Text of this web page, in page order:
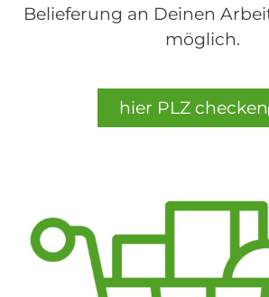
Belieferung an Deinen
möglich.
hier PLZ checken